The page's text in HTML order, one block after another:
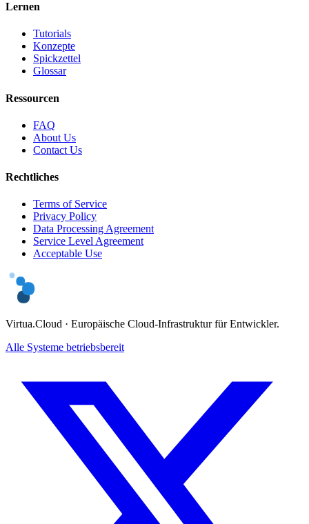
Lernen
Tutorials
Konzepte
Spickzettel
Glossar
Ressourcen
FAQ
About Us
Contact Us
Rechtliches
Terms of Service
Privacy Policy
Data Processing Agreement
Service Level Agreement
Acceptable Use
Virtua.Cloud · Europäische Cloud-Infrastruktur für Entwickler.
Alle Systeme betriebsbereit